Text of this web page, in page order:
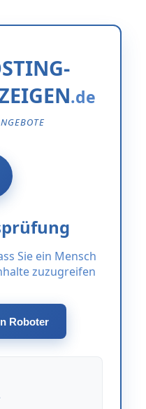
Sie ein Mensch
zuzugreifen
Roboter